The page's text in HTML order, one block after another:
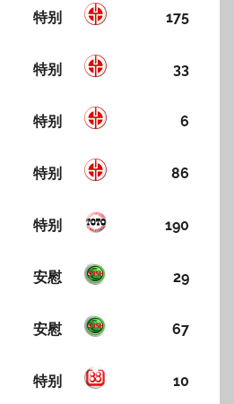
特别 175
特别 33
特别 6
特别 86
特别 190
安慰 29
安慰 67
特别 10